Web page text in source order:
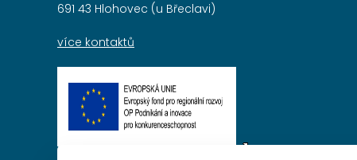
691 43 Hlohovec (u Břeclavi)
více kontaktů